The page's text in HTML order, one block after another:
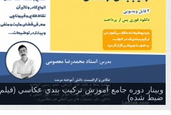
وبینار دوره جامع آموزش تركيب بندي عكاسي (فیلم
ضبط شده)